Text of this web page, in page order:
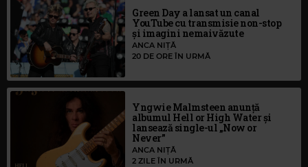
Green Day a lansat un canal
YouTube cu transmisie non-stop
și imagini nemaivăzute
ANCA NIȚĂ
20 DE ORE ÎN URMĂ
Yngwie Malmsteen anunță
albumul Hell or High Water și
lansează single-ul „Now or
Never”
ANCA NIȚĂ
2 ZILE ÎN URMĂ